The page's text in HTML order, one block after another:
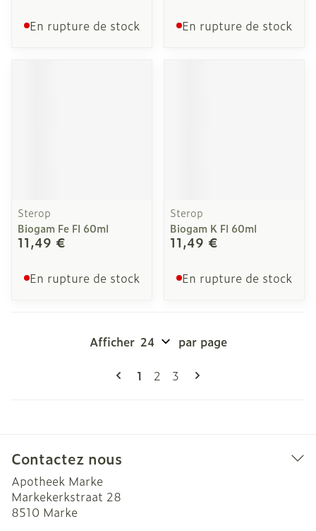
En rupture de stock En rupture de stock
Sterop
Biogam Fe Fl 60ml
11,49 €
En rupture de stock
Sterop
Biogam K Fl 60ml
11,49 €
En rupture de stock
Pages
Vous lisez actuellement la page
1 Page
2 Page
3
Afficher par page
Contactez nous
Apotheek Marke
Markekerkstraat 28
8510 Marke